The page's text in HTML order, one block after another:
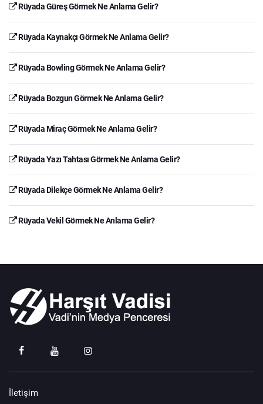
Rüyada Güreş Görmek Ne Anlama Gelir?
Rüyada Kaynakçı Görmek Ne Anlama Gelir?
Rüyada Bowling Görmek Ne Anlama Gelir?
Rüyada Bozgun Görmek Ne Anlama Gelir?
Rüyada Miraç Görmek Ne Anlama Gelir?
Rüyada Yazı Tahtası Görmek Ne Anlama Gelir?
Rüyada Dilekçe Görmek Ne Anlama Gelir?
Rüyada Vekil Görmek Ne Anlama Gelir?
İletişim